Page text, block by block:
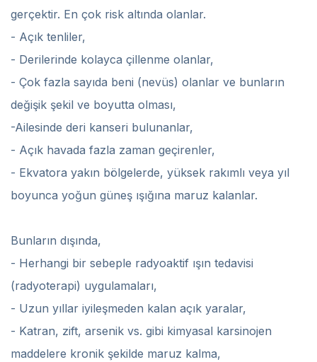
gerçektir. En çok risk altında olanlar.
- Açık tenliler,
- Derilerinde kolayca çillenme olanlar,
- Çok fazla sayıda beni (nevüs) olanlar ve bunların
değişik şekil ve boyutta olması,
-Ailesinde deri kanseri bulunanlar,
- Açık havada fazla zaman geçirenler,
- Ekvatora yakın bölgelerde, yüksek rakımlı veya yıl
boyunca yoğun güneş ışığına maruz kalanlar.
Bunların dışında,
- Herhangi bir sebeple radyoaktif ışın tedavisi
(radyoterapi) uygulamaları,
- Uzun yıllar iyileşmeden kalan açık yaralar,
- Katran, zift, arsenik vs. gibi kimyasal karsinojen
maddelere kronik şekilde maruz kalma,